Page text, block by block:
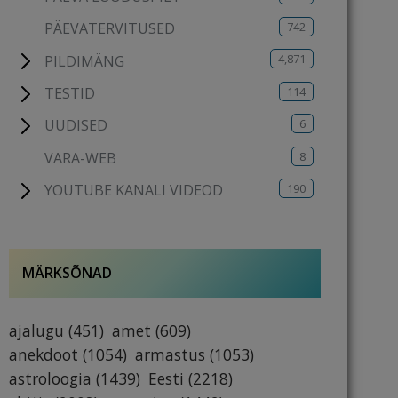
PÄEVATERVITUSED 742
PILDIMÄNG 4,871
TESTID 114
UUDISED 6
VARA-WEB 8
YOUTUBE KANALI VIDEOD 190
MÄRKSÕNAD
ajalugu (451) amet (609)
anekdoot (1054) armastus (1053)
astroloogia (1439) Eesti (2218)